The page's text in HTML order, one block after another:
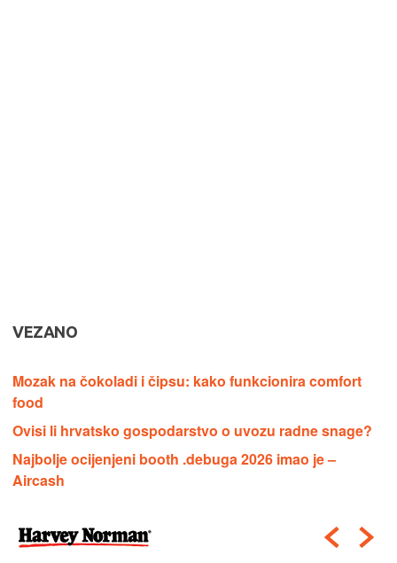
VEZANO
Mozak na čokoladi i čipsu: kako funkcionira comfort
food
Ovisi li hrvatsko gospodarstvo o uvozu radne snage?
Najbolje ocijenjeni booth .debuga 2026 imao je –
Aircash